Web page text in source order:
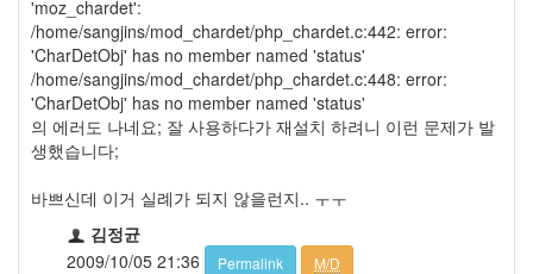
'moz_chardet':
/home/sangjins/mod_chardet/php_chardet.c:442: error:
'CharDetObj' has no member named 'status'
/home/sangjins/mod_chardet/php_chardet.c:448: error:
'CharDetObj' has no member named 'status'
의 에러도 나네요; 잘 사용하다가 재설치 하려니 이런 문제가 발
생했습니다;
바쁘신데 이거 실례가 되지 않을런지.. ㅜㅜ
김정균
2009/10/05 21:36
Permalink M/D